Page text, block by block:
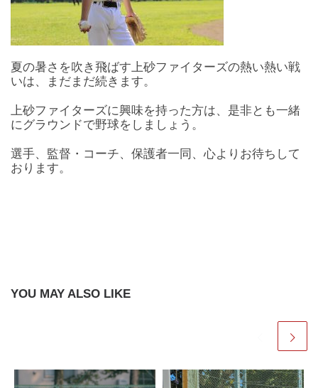
夏の暑さを吹き飛ばす上砂ファイターズの熱い熱い戦
いは、まだまだ続きます。
上砂ファイターズに興味を持った方は、是非とも一緒
にグラウンドで野球をしましょう。
選手、監督・コーチ、保護者一同、心よりお待ちして
おります。
YOU MAY ALSO LIKE